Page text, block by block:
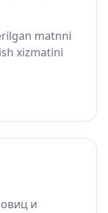
matnni
xizmatini
и